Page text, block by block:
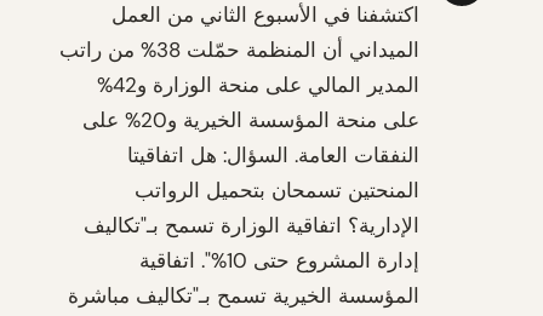
اكتشفنا في الأسبوع الثاني من العمل
الميداني أن المنظمة حمّلت 38% من راتب
المدير المالي على منحة الوزارة و42%
على منحة المؤسسة الخيرية و20% على
النفقات العامة. السؤال: هل اتفاقيتا
المنحتين تسمحان بتحميل الرواتب
الإدارية؟ اتفاقية الوزارة تسمح بـ"تكاليف
إدارة المشروع حتى 10%". اتفاقية
المؤسسة الخيرية تسمح بـ"تكاليف مباشرة